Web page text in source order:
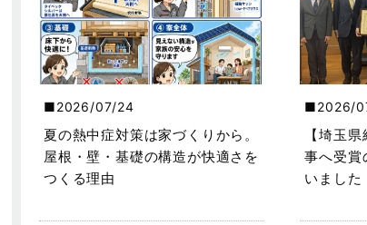
2026/07/24
夏の熱中症対策は家づくりから。
屋根・壁・基礎の構造が快適さを
つくる理由
2026/
【埼玉
事へ受賞
いました